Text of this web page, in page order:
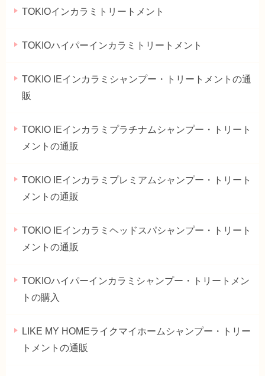
TOKIOインカラミトリートメント
TOKIOハイパーインカラミトリートメント
TOKIO IEインカラミシャンプー・トリートメントの通
販
TOKIO IEインカラミプラチナムシャンプー・トリート
メントの通販
TOKIO IEインカラミプレミアムシャンプー・トリート
メントの通販
TOKIO IEインカラミヘッドスパシャンプー・トリート
メントの通販
TOKIOハイパーインカラミシャンプー・トリートメン
トの購入
LIKE MY HOMEライクマイホームシャンプー・トリー
トメントの通販